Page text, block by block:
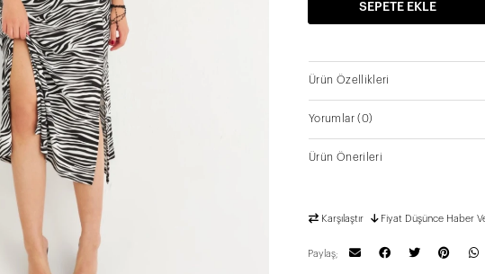
SEPETE EKLE
Ürün Özellikleri
Yorumlar(0)
Ürün Önerileri
Karşılaştır Fiyat Düşünce Haber
Paylaş;